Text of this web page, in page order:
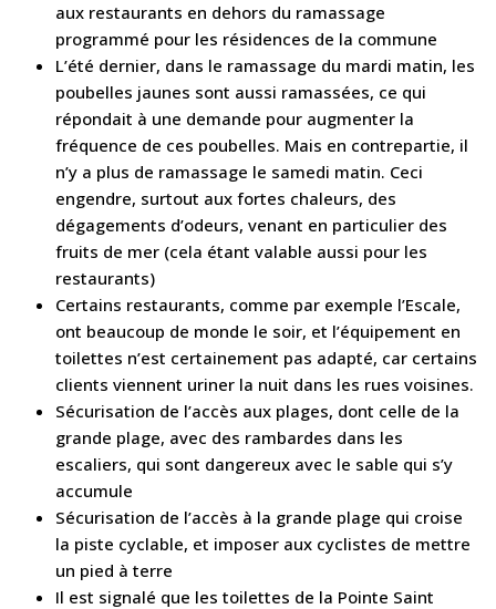
aux restaurants en dehors du ramassage
programmé pour les résidences de la commune
L’été dernier, dans le ramassage du mardi matin, les
poubelles jaunes sont aussi ramassées, ce qui
répondait à une demande pour augmenter la
fréquence de ces poubelles. Mais en contrepartie, il
n’y a plus de ramassage le samedi matin. Ceci
engendre, surtout aux fortes chaleurs, des
dégagements d’odeurs, venant en particulier des
fruits de mer (cela étant valable aussi pour les
restaurants)
Certains restaurants, comme par exemple l’Escale,
ont beaucoup de monde le soir, et l’équipement en
toilettes n’est certainement pas adapté, car certains
clients viennent uriner la nuit dans les rues voisines.
Sécurisation de l’accès aux plages, dont celle de la
grande plage, avec des rambardes dans les
escaliers, qui sont dangereux avec le sable qui s’y
accumule
Sécurisation de l’accès à la grande plage qui croise
la piste cyclable, et imposer aux cyclistes de mettre
un pied à terre
Il est signalé que les toilettes de la Pointe Saint